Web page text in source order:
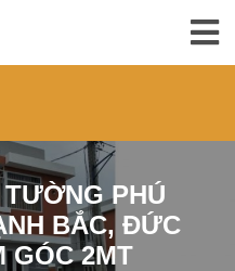
PHÚ
BẮC, ĐỨC
GÓC 2MT